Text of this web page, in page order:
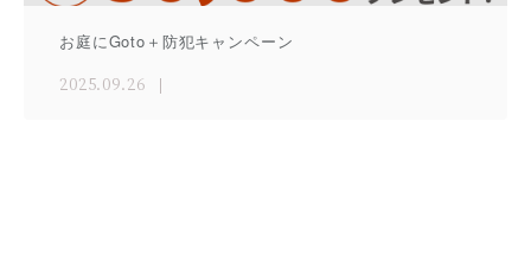
お庭にGoto＋防犯キャンペーン
2025.09.26